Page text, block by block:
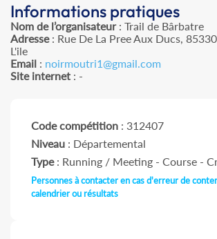
Informations pratiques
Nom de l’organisateur: Trail de Bârbatre
Adresse: Rue De La Pree Aux Ducs,
L'ile
Email : noirmoutri1@gmail.com
Site internet : -
Code compétition : 312407
Niveau : Départemental
Type: Running / Meeting - Course -
Personnes à contacter en cas d'erreur de
calendrier ou résultats